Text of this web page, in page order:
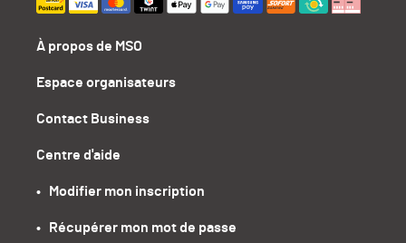
À propos de MSO
Espace organisateurs
Contact Business
Centre d'aide
•   Modifier mon inscription
•   Récupérer mon mot de passe